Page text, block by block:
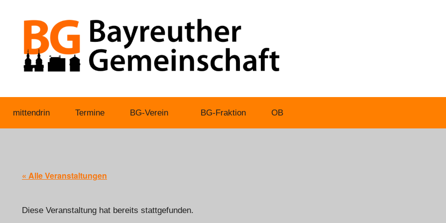
springen
Bayreuther
Gemeinschaft
mittendrin Termine BG-Verein BG-Fraktion OB
« Alle Veranstaltungen
Diese Veranstaltung hat bereits stattgefunden.